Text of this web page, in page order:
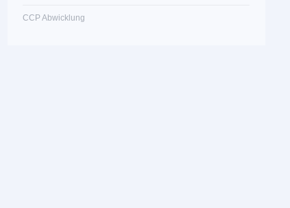
CCP Abwicklung